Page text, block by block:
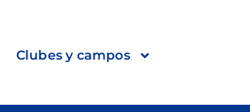
Clubes y campos